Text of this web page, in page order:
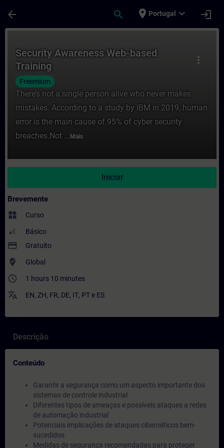
arrow_back search place Portugal expand_more login
more_vert
Security Awareness Web-based
Training
Freemium
There’s not a single person alive who never makes
mistakes. According to a study by IBM in 2019, human
error is the main cause of 95% of cyber security
breaches.Not ... Mais
Iniciar
Brevemente
widgets Curso
Básico
payment Gratuito
where_to_vote Global
access_time 1 hours 10 minutes
translate EN, ZH, FR, DE, IT, PT e ES
Descrição
Conteúdo
Garantir a segurança como um aspecto importante dos
sistemas de controle industrial
Diferentes tipos de ameaças e possíveis ataques a redes
de automação industrial
Potenciais implicações de ataques cibernéticos bem-
sucedidos
Medidas de segurança recomendadas para proteger